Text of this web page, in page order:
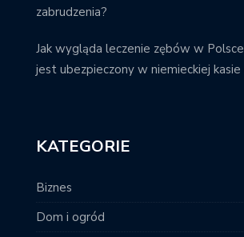
zabrudzenia?
Jak wygląda leczenie zębów w
jest ubezpieczony w niemieckiej kasie
KATEGORIE
Biznes
Dom i ogród